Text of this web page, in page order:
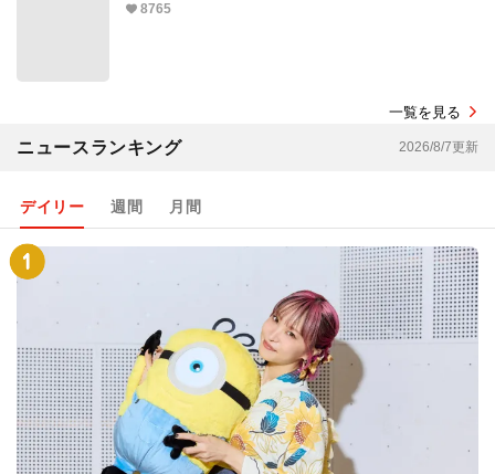
8765
一覧を見る
ニュースランキング 2026/8/7更新
デイリー 週間 月間